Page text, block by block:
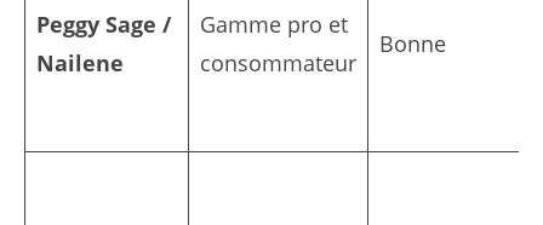
Peggy Sage /
Nailene
Gamme pro et
consommateur
Bonne